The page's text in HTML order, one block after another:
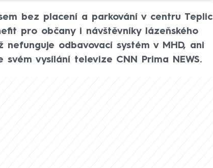
bez placení a parkování v centru Teplic
pro občany i návštěvníky lázeňského
odbavovací systém v MHD, ani
vysílání televize CNN Prima NEWS.